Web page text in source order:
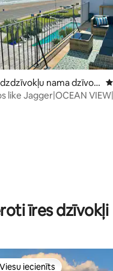
4,98 no 5, atsauksmju
nama dzīvokl
like Jagger|OCEAN
īres dzīvokļi
Viesu iecienīts